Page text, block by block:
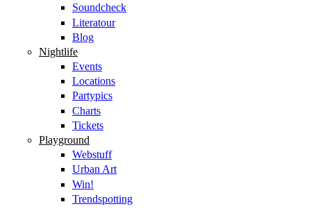
Soundcheck
Literatour
Blog
Nightlife
Events
Locations
Partypics
Charts
Tickets
Playground
Webstuff
Urban Art
Win!
Trendspotting